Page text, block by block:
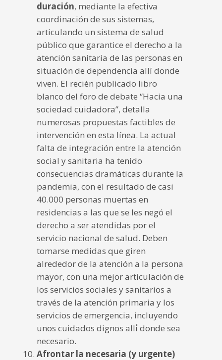
duración, mediante la efectiva
coordinación de sus sistemas,
articulando un sistema de salud
público que garantice el derecho a la
atención sanitaria de las personas en
situación de dependencia allí donde
viven. El recién publicado libro
blanco del foro de debate “Hacia una
sociedad cuidadora”, detalla
numerosas propuestas factibles de
intervención en esta línea. La actual
falta de integración entre la atención
social y sanitaria ha tenido
consecuencias dramáticas durante la
pandemia, con el resultado de casi
40.000 personas muertas en
residencias a las que se les negó el
derecho a ser atendidas por el
servicio nacional de salud. Deben
tomarse medidas que giren
alrededor de la atención a la persona
mayor, con una mejor articulación de
los servicios sociales y sanitarios a
través de la atención primaria y los
servicios de emergencia, incluyendo
unos cuidados dignos allí́ donde sea
necesario.
Afrontar la necesaria (y urgente)